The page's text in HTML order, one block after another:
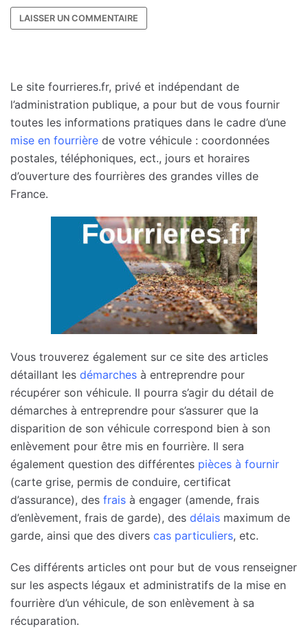
Le site fourrieres.fr, privé et indépendant de
l’administration publique, a pour but de vous fournir
toutes les informations pratiques dans le cadre d’une
mise en fourrière de votre véhicule : coordonnées
postales, téléphoniques, ect., jours et horaires
d’ouverture des fourrières des grandes villes de
France.
Vous trouverez également sur ce site des articles
détaillant les démarches à entreprendre pour
récupérer son véhicule. Il pourra s’agir du détail de
démarches à entreprendre pour s’assurer que la
disparition de son véhicule correspond bien à son
enlèvement pour être mis en fourrière. Il sera
également question des différentes pièces à fournir
(carte grise, permis de conduire, certificat
d’assurance), des frais à engager (amende, frais
d’enlèvement, frais de garde), des délais maximum de
garde, ainsi que des divers cas particuliers, etc.
Ces différents articles ont pour but de vous renseigner
sur les aspects légaux et administratifs de la mise en
fourrière d’un véhicule, de son enlèvement à sa
récuparation.